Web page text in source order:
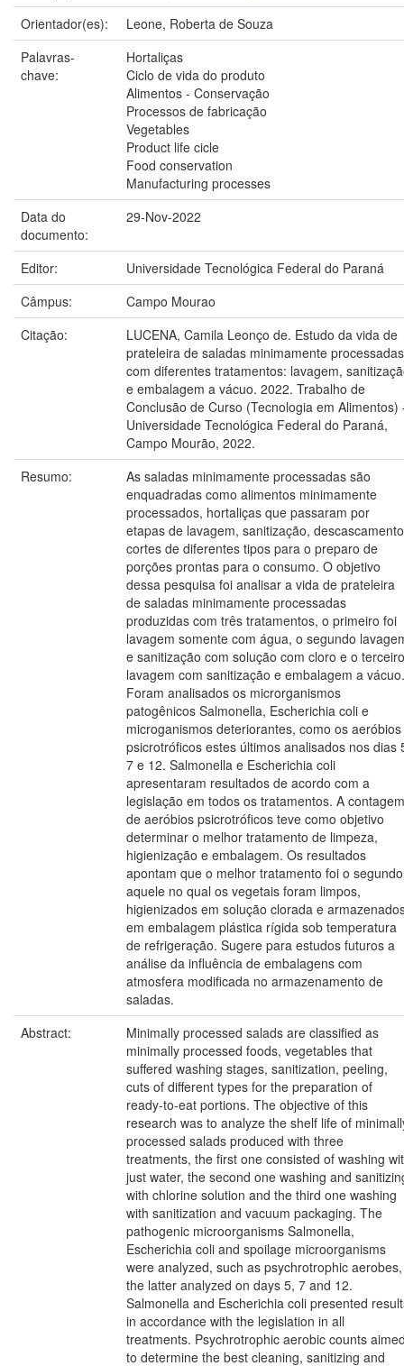
Orientador(es):
Leone, Roberta de Souza
Palavras-
chave:
Hortaliças
Ciclo de vida do produto
Alimentos - Conservação
Processos de fabricação
Vegetables
Product life cicle
Food conservation
Manufacturing processes
Data do
documento:
29-Nov-2022
Editor:
Universidade Tecnológica Federal do Paraná
Câmpus:
Campo Mourao
Citação:
LUCENA, Camila Leonço de. Estudo da vida de
prateleira de saladas minimamente processadas
com diferentes tratamentos: lavagem,
e embalagem a vácuo. 2022. Trabalho de
Conclusão de Curso (Tecnologia em Alimentos)
Universidade Tecnológica Federal do Paraná,
Campo Mourão, 2022.
Resumo:
As saladas minimamente processadas são
enquadradas como alimentos minimamente
processados, hortaliças que passaram por
etapas de lavagem, sanitização,
cortes de diferentes tipos para o preparo de
porções prontas para o consumo. O objetivo
dessa pesquisa foi analisar a vida de prateleira
de saladas minimamente processadas
produzidas com três tratamentos, o primeiro foi
lavagem somente com água, o segundo
e sanitização com solução com cloro e o terceiro
lavagem com sanitização e embalagem a vácuo.
Foram analisados os microrganismos
patogênicos Salmonella, Escherichia coli e
microganismos deteriorantes, como os aeróbios
psicrotróficos estes últimos analisados nos dias
7 e 12. Salmonella e Escherichia coli
apresentaram resultados de acordo com a
legislação em todos os tratamentos. A contagem
de aeróbios psicrotróficos teve como objetivo
determinar o melhor tratamento de limpeza,
higienização e embalagem. Os resultados
apontam que o melhor tratamento foi o
aquele no qual os vegetais foram limpos,
higienizados em solução clorada e
em embalagem plástica rígida sob temperatura
de refrigeração. Sugere para estudos futuros a
análise da influência de embalagens com
atmosfera modificada no armazenamento de
saladas.
Abstract:
Minimally processed salads are classified as
minimally processed foods, vegetables that
suffered washing stages, sanitization, peeling,
cuts of different types for the preparation of
ready-to-eat portions. The objective of this
research was to analyze the shelf life of
processed salads produced with three
treatments, the first one consisted of washing
just water, the second one washing and
with chlorine solution and the third one washing
with sanitization and vacuum packaging. The
pathogenic microorganisms Salmonella,
Escherichia coli and spoilage microorganisms
were analyzed, such as psychrotrophic aerobes,
the latter analyzed on days 5, 7 and 12.
Salmonella and Escherichia coli presented
in accordance with the legislation in all
treatments. Psychrotrophic aerobic counts
to determine the best cleaning, sanitizing and